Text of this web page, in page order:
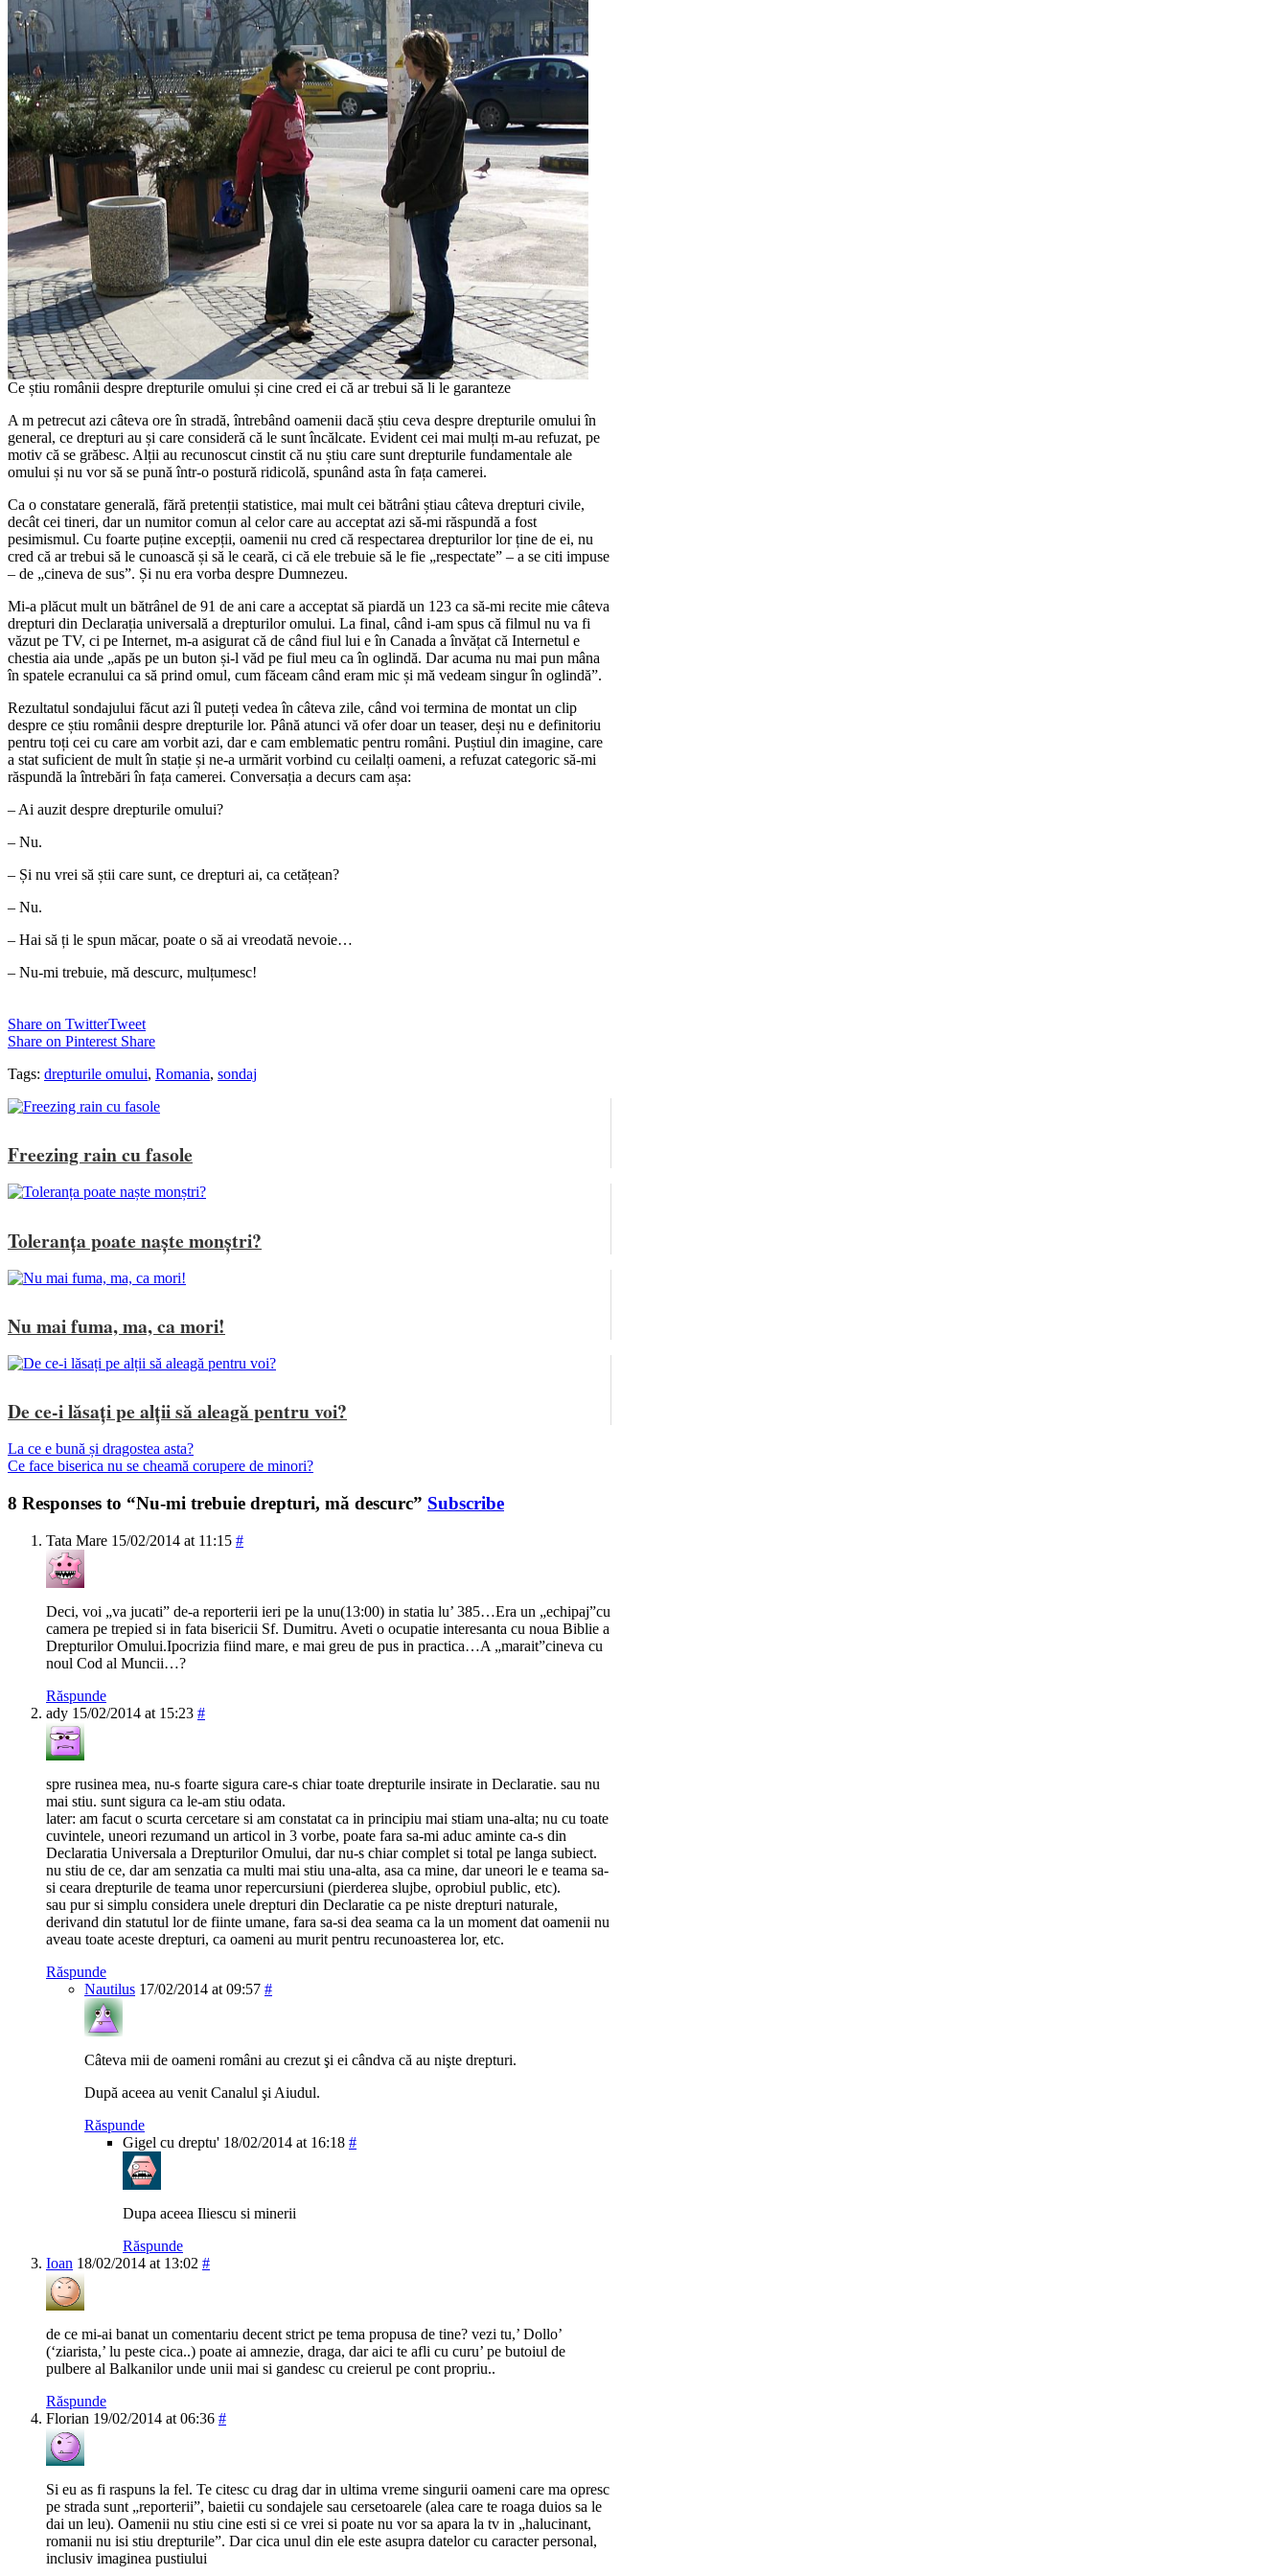
Ce știu românii despre drepturile omului și cine cred ei că ar trebui să li le garanteze
A m petrecut azi câteva ore în stradă, întrebând oamenii dacă știu ceva despre drepturile omului în
general, ce drepturi au și care consideră că le sunt încălcate. Evident cei mai mulți m-au refuzat, pe
motiv că se grăbesc. Alții au recunoscut cinstit că nu știu care sunt drepturile fundamentale ale
omului și nu vor să se pună într-o postură ridicolă, spunând asta în fața camerei.
Ca o constatare generală, fără pretenții statistice, mai mult cei bătrâni știau câteva drepturi civile,
decât cei tineri, dar un numitor comun al celor care au acceptat azi să-mi răspundă a fost
pesimismul. Cu foarte puține excepții, oamenii nu cred că respectarea drepturilor lor ține de ei, nu
cred că ar trebui să le cunoască și să le ceară, ci că ele trebuie să le fie „respectate” – a se citi impuse
– de „cineva de sus”. Și nu era vorba despre Dumnezeu.
Mi-a plăcut mult un bătrânel de 91 de ani care a acceptat să piardă un 123 ca să-mi recite mie câteva
drepturi din Declarația universală a drepturilor omului. La final, când i-am spus că filmul nu va fi
văzut pe TV, ci pe Internet, m-a asigurat că de când fiul lui e în Canada a învățat că Internetul e
chestia aia unde „apăs pe un buton și-l văd pe fiul meu ca în oglindă. Dar acuma nu mai pun mâna
în spatele ecranului ca să prind omul, cum făceam când eram mic și mă vedeam singur în oglindă”.
Rezultatul sondajului făcut azi îl puteți vedea în câteva zile, când voi termina de montat un clip
despre ce știu românii despre drepturile lor. Până atunci vă ofer doar un teaser, deși nu e definitoriu
pentru toți cei cu care am vorbit azi, dar e cam emblematic pentru români. Puștiul din imagine, care
a stat suficient de mult în stație și ne-a urmărit vorbind cu ceilalți oameni, a refuzat categoric să-mi
răspundă la întrebări în fața camerei. Conversația a decurs cam așa:
– Ai auzit despre drepturile omului?
– Nu.
– Și nu vrei să știi care sunt, ce drepturi ai, ca cetățean?
– Nu.
– Hai să ți le spun măcar, poate o să ai vreodată nevoie…
– Nu-mi trebuie, mă descurc, mulțumesc!
Share on TwitterTweet
Share on Pinterest Share
Tags: drepturile omului, Romania, sondaj
Freezing rain cu fasole
Toleranța poate naște monștri?
Nu mai fuma, ma, ca mori!
De ce-i lăsați pe alții să aleagă pentru voi?
La ce e bună și dragostea asta?
Ce face biserica nu se cheamă corupere de minori?
8 Responses to “Nu-mi trebuie drepturi, mă descurc” Subscribe
Tata Mare 15/02/2014 at 11:15 #
Deci, voi „va jucati” de-a reporterii ieri pe la unu(13:00) in statia lu’ 385…Era un „echipaj”cu
camera pe trepied si in fata bisericii Sf. Dumitru. Aveti o ocupatie interesanta cu noua Biblie a
Drepturilor Omului.Ipocrizia fiind mare, e mai greu de pus in practica…A „marait”cineva cu
noul Cod al Muncii…?
Răspunde
ady 15/02/2014 at 15:23 #
spre rusinea mea, nu-s foarte sigura care-s chiar toate drepturile insirate in Declaratie. sau nu
mai stiu. sunt sigura ca le-am stiu odata.
later: am facut o scurta cercetare si am constatat ca in principiu mai stiam una-alta; nu cu toate
cuvintele, uneori rezumand un articol in 3 vorbe, poate fara sa-mi aduc aminte ca-s din
Declaratia Universala a Drepturilor Omului, dar nu-s chiar complet si total pe langa subiect.
nu stiu de ce, dar am senzatia ca multi mai stiu una-alta, asa ca mine, dar uneori le e teama sa-
si ceara drepturile de teama unor repercursiuni (pierderea slujbe, oprobiul public, etc).
sau pur si simplu considera unele drepturi din Declaratie ca pe niste drepturi naturale,
derivand din statutul lor de fiinte umane, fara sa-si dea seama ca la un moment dat oamenii nu
aveau toate aceste drepturi, ca oameni au murit pentru recunoasterea lor, etc.
Răspunde
Nautilus 17/02/2014 at 09:57 #
Câteva mii de oameni români au crezut şi ei cândva că au nişte drepturi.
După aceea au venit Canalul şi Aiudul.
Răspunde
Gigel cu dreptu' 18/02/2014 at 16:18 #
Dupa aceea Iliescu si minerii
Răspunde
Ioan 18/02/2014 at 13:02 #
de ce mi-ai banat un comentariu decent strict pe tema propusa de tine? vezi tu,’ Dollo’
(‘ziarista,’ lu peste cica..) poate ai amnezie, draga, dar aici te afli cu curu’ pe butoiul de
pulbere al Balkanilor unde unii mai si gandesc cu creierul pe cont propriu..
Răspunde
Florian 19/02/2014 at 06:36 #
Si eu as fi raspuns la fel. Te citesc cu drag dar in ultima vreme singurii oameni care ma opresc
pe strada sunt „reporterii”, baietii cu sondajele sau cersetoarele (alea care te roaga duios sa le
dai un leu). Oamenii nu stiu cine esti si ce vrei si poate nu vor sa apara la tv in „halucinant,
romanii nu isi stiu drepturile”. Dar cica unul din ele este asupra datelor cu caracter personal,
inclusiv imaginea pustiului